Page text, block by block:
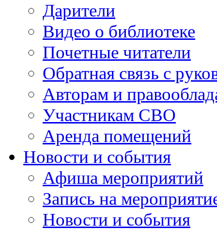
Дарители
Видео о библиотеке
Почетные читатели
Обратная связь с
Авторам и
Участникам СВО
Аренда помещений
Новости и события
Афиша мероприятий
Запись на
Новости и события